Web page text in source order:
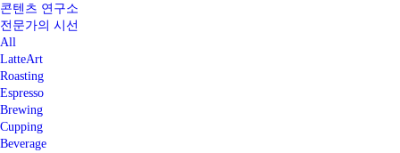
콘텐츠 연구소
전문가의 시선
All
LatteArt
Roasting
Espresso
Brewing
Cupping
Beverage